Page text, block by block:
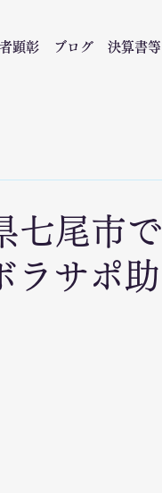
顕彰 ブログ 決算書等
七尾市で
ラサポ助